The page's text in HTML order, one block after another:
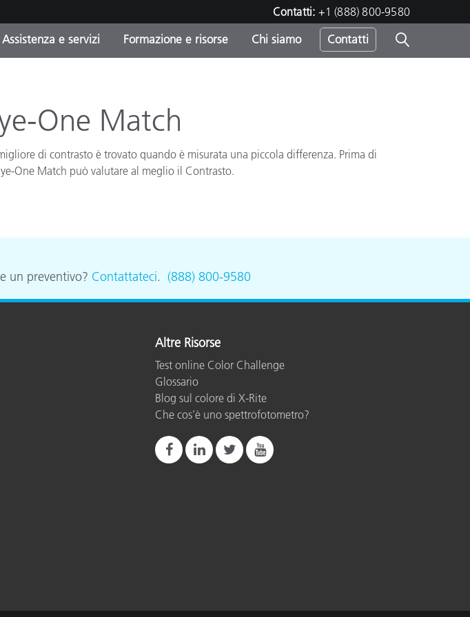
Contatti: +1 (888) 800-9580
Promozioni in corso
Online Store
Prodotti di Consumo
Confezionati
Biofarmaceutica
Elettronica di Largo Consumo
Assistenza e servizi Formazione e risorse
Le più scaricate
Chi siamo Contatti
One Match
di contrasto è trovato quando è misurata una piccola differenza. Prima di
One Match può valutare al meglio il Contrasto.
un preventivo? Contattateci. (888) 800-9580
Altre Risorse
Test online Color Challenge
Glossario
Blog sul colore di X-Rite
Che cos’è uno spettrofotometro?